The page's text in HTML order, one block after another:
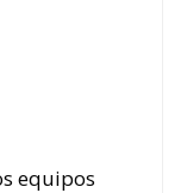
equipos